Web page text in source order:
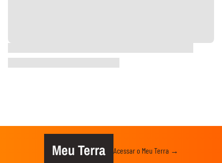
Meu Terra Acessar o Meu Terra →